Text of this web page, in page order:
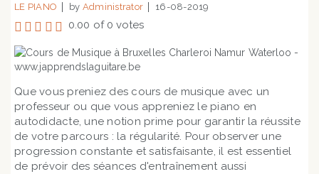
LE PIANO by Administrator 16-08-2019
0.00 of 0 votes
Que vous preniez des cours de musique avec un
professeur ou que vous appreniez le piano en
autodidacte, une notion prime pour garantir la réussite
de votre parcours : la régularité. Pour observer une
progression constante et satisfaisante, il est essentiel
de prévoir des séances d'entraînement aussi